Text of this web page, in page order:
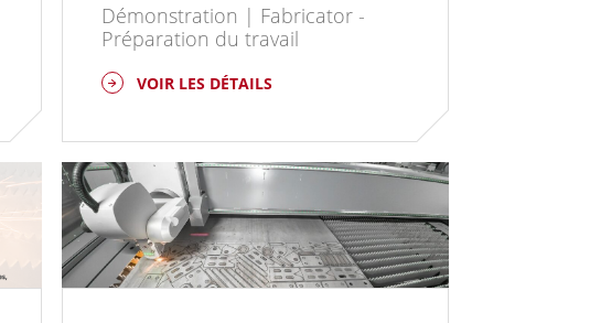
Démonstration | Fabricator -
Préparation du travail
VOIR LES DÉTAILS